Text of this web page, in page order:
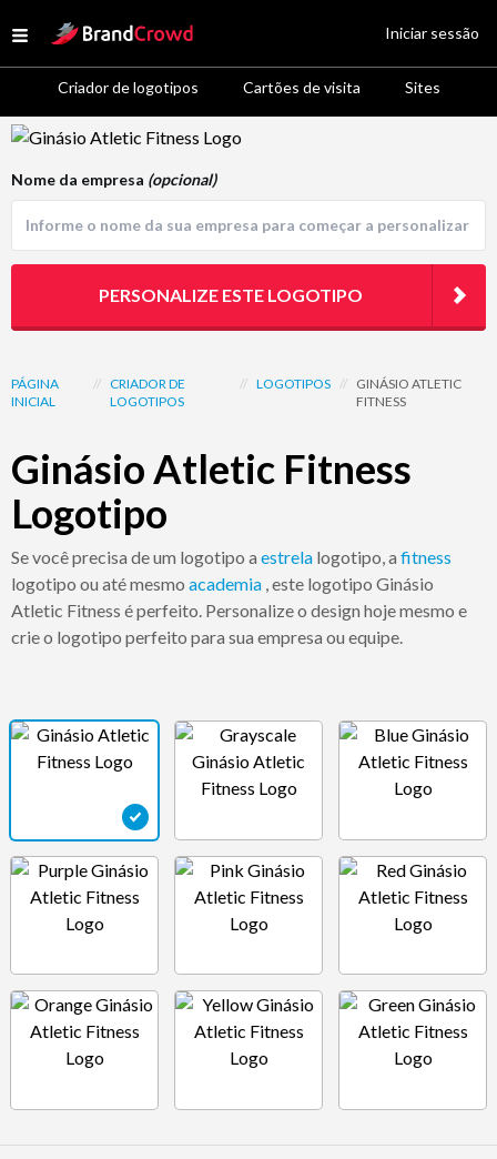
Open menu
Site Logo
Criador de logotipos Cartões de visita Sites
Iniciar sessão
Logo Template Preview
PÁGINA
INICIAL
// CRIADOR DE
LOGOTIPOS
// LOGOTIPOS //
GINÁSIO ATLETIC
FITNESS
Ginásio Atletic Fitness
Logotipo
Se você precisa de um logotipo a estrela logotipo, a fitness
logotipo ou até mesmo academia , este logotipo Ginásio
Atletic Fitness é perfeito. Personalize o design hoje mesmo e
crie o logotipo perfeito para sua empresa ou equipe.
Nome da empresa (opcional)
PERSONALIZE ESTE LOGOTIPO